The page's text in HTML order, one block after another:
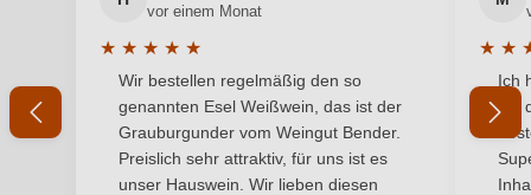
Trocken
Hersteller
Fratelli Da Lozzo (Soc. Agr. F.lli Da Lozzo di Da Lozzo
Andrea e Gianni s.s.), Via Valdoni 13/B, 31013
Codognè (TV), Italien
Ihr Passwort
Ich habe mein Passwort vergessen
vor einem Monat
★ ★ ★ ★ ★
Durchschnittliche Bewertung von 5 von 5 Sternen
Wir bestellen regelmäßig den so
genannten Esel Weißwein, das ist der
Grauburgunder vom Weingut Bender.
Preislich sehr attraktiv, für uns ist es
unser Hauswein. Wir lieben diesen
★ ★
Ich
mit